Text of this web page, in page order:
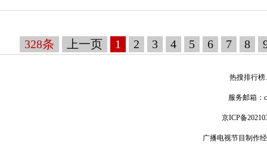
328条 上一页 1 2 3 4 5 6 7 8
热搜排行榜
服务邮箱：
京ICP备
广播电视节目制作